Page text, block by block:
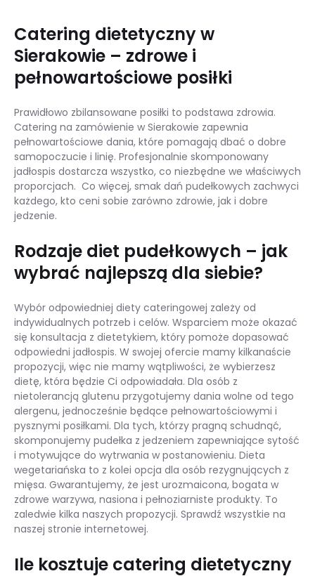
Catering dietetyczny w
Sierakowie – zdrowe i
pełnowartościowe posiłki
Prawidłowo zbilansowane posiłki to podstawa zdrowia.
Catering na zamówienie w Sierakowie zapewnia
pełnowartościowe dania, które pomagają dbać o dobre
samopoczucie i linię. Profesjonalnie skomponowany
jadłospis dostarcza wszystko, co niezbędne we właściwych
proporcjach. Co więcej, smak dań pudełkowych zachwyci
każdego, kto ceni sobie zarówno zdrowie, jak i dobre
jedzenie.
Rodzaje diet pudełkowych – jak
wybrać najlepszą dla siebie?
Wybór odpowiedniej diety cateringowej zależy od
indywidualnych potrzeb i celów. Wsparciem może okazać
się konsultacja z dietetykiem, który pomoże dopasować
odpowiedni jadłospis. W swojej ofercie mamy kilkanaście
propozycji, więc nie mamy wątpliwości, że wybierzesz
dietę, która będzie Ci odpowiadała. Dla osób z
nietolerancją glutenu przygotujemy dania wolne od tego
alergenu, jednocześnie będące pełnowartościowymi i
pysznymi posiłkami. Dla tych, którzy pragną schudnąć,
skomponujemy pudełka z jedzeniem zapewniające sytość
i motywujące do wytrwania w postanowieniu. Dieta
wegetariańska to z kolei opcja dla osób rezygnujących z
mięsa. Gwarantujemy, że jest urozmaicona, bogata w
zdrowe warzywa, nasiona i pełnoziarniste produkty. To
zaledwie kilka naszych propozycji. Sprawdź wszystkie na
naszej stronie internetowej.
Ile kosztuje catering dietetyczny